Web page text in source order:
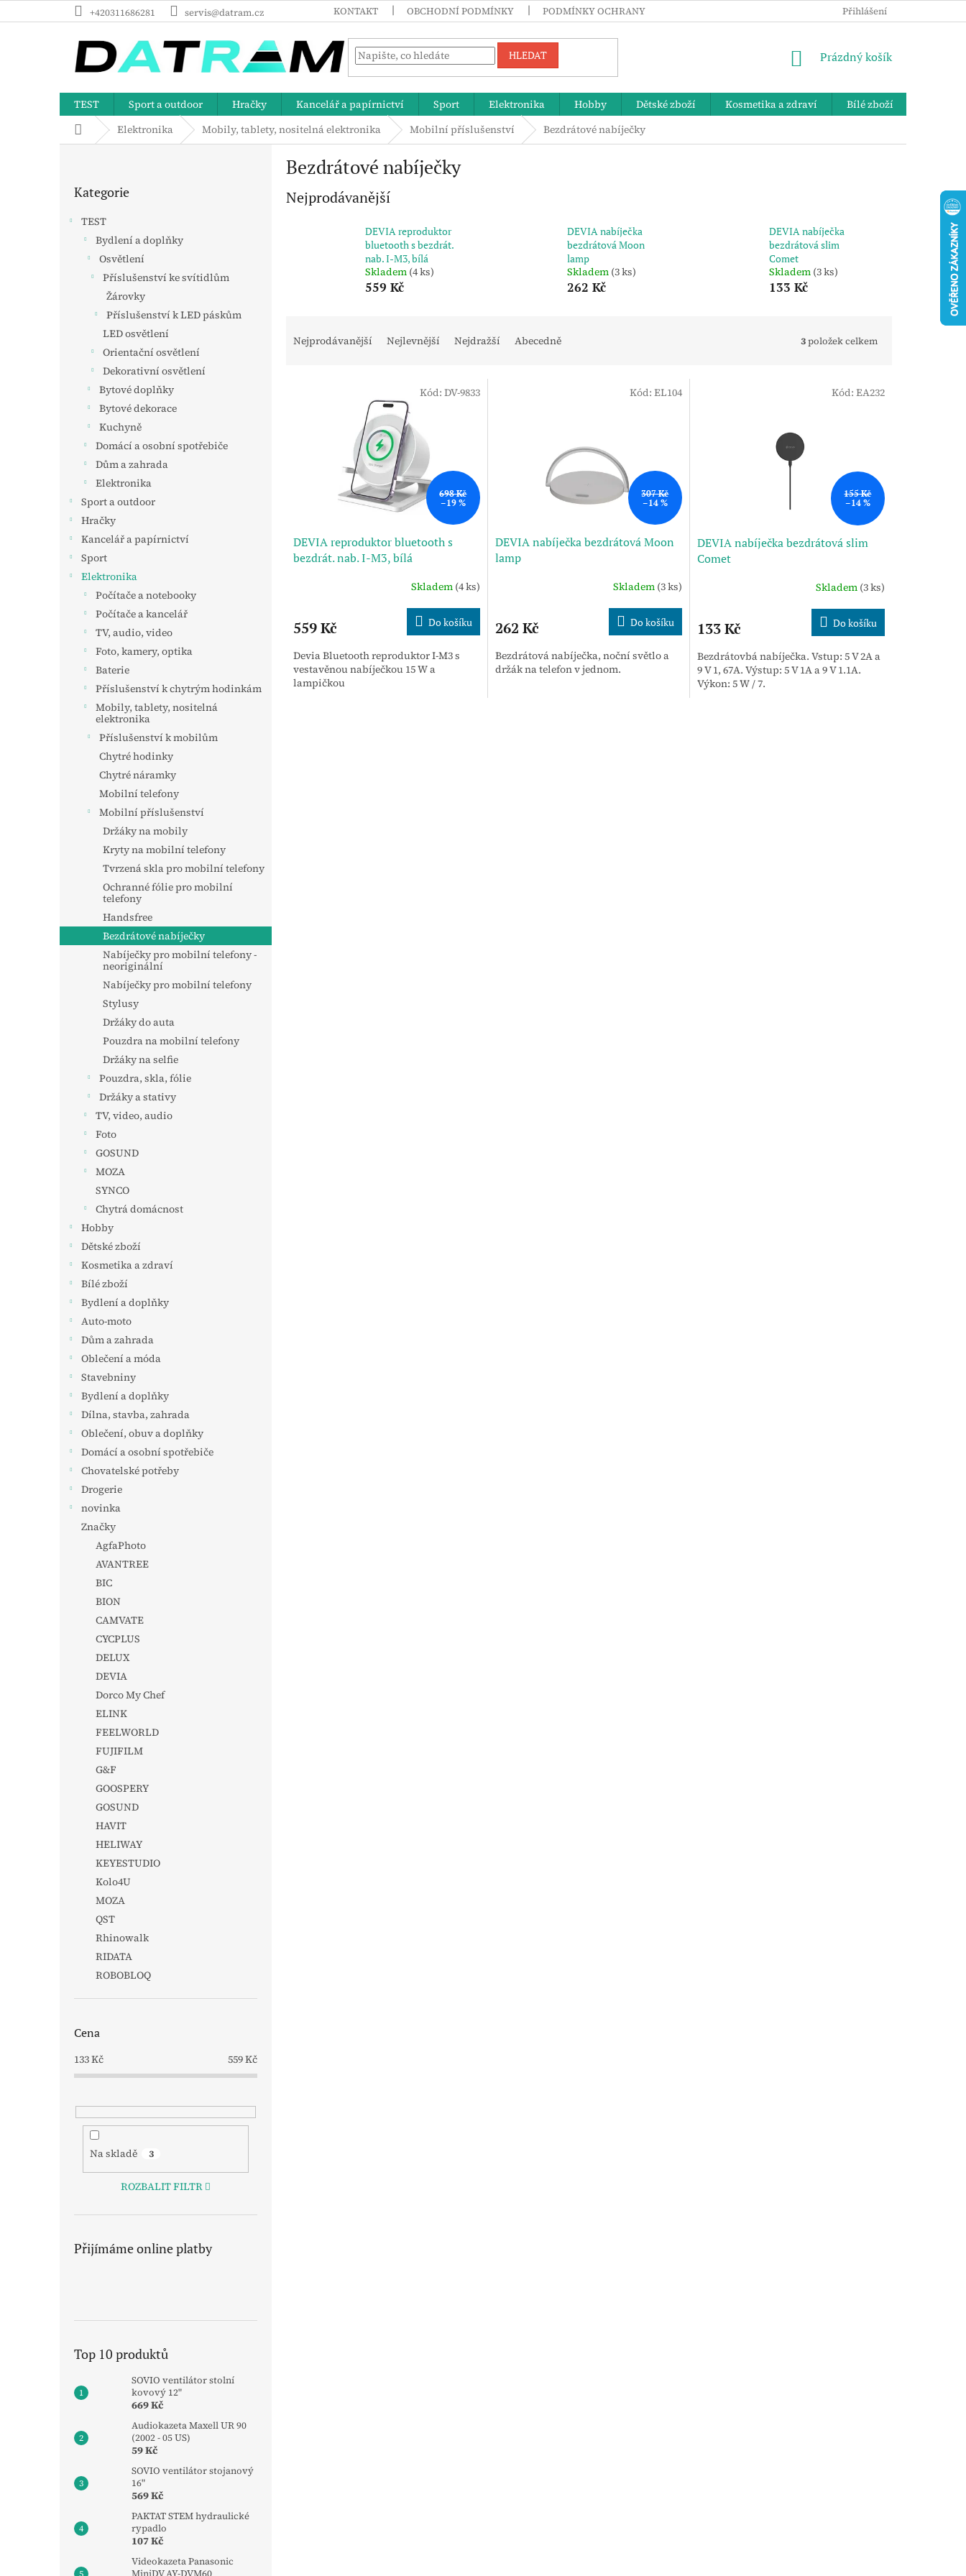
na
+420311686281 servis@datram.cz KONTAKT OBCHODNÍ PODMÍNKY PODMÍNKY OCHRANY OSOBNÍCH ÚDAJŮ ZPĚTNÝ ODBĚR
Přihlášení
HLEDAT
NÁKUPNÍ
Prázdný košík
TEST Sport a outdoor Hračky Kancelář a papírnictví Sport Elektronika Hobby Dětské zboží Kosmetika a zdraví Bílé zboží
Domů Elektronika Mobily, tablety, nositelná elektronika Mobilní příslušenství Bezdrátové nabíječky
kategorie
Kategorie
TEST
Bydlení a doplňky
Osvětlení
Příslušenství ke svítidlům
Žárovky
Příslušenství k LED páskům
LED osvětlení
Orientační osvětlení
Dekorativní osvětlení
Bytové doplňky
Bytové dekorace
Kuchyně
Domácí a osobní spotřebiče
Dům a zahrada
Elektronika
Sport a outdoor
Hračky
Kancelář a papírnictví
Sport
Elektronika
Počítače a notebooky
Počítače a kancelář
TV, audio, video
Foto, kamery, optika
Baterie
Příslušenství k chytrým hodinkám
Mobily, tablety, nositelná
elektronika
Příslušenství k mobilům
Chytré hodinky
Chytré náramky
Mobilní telefony
Mobilní příslušenství
Držáky na mobily
Kryty na mobilní telefony
Tvrzená skla pro mobilní telefony
Ochranné fólie pro mobilní
telefony
Handsfree
Bezdrátové nabíječky
Nabíječky pro mobilní telefony -
neoriginální
Nabíječky pro mobilní telefony
Stylusy
Držáky do auta
Pouzdra na mobilní telefony
Držáky na selfie
Pouzdra, skla, fólie
Držáky a stativy
TV, video, audio
Foto
GOSUND
MOZA
SYNCO
Chytrá domácnost
Hobby
Dětské zboží
Kosmetika a zdraví
Bílé zboží
Bydlení a doplňky
Auto-moto
Dům a zahrada
Oblečení a móda
Stavebniny
Bydlení a doplňky
Dílna, stavba, zahrada
Oblečení, obuv a doplňky
Domácí a osobní spotřebiče
Chovatelské potřeby
Drogerie
novinka
Značky
AgfaPhoto
AVANTREE
BIC
BION
CAMVATE
CYCPLUS
DELUX
DEVIA
Dorco My Chef
ELINK
FEELWORLD
FUJIFILM
G&F
GOOSPERY
GOSUND
HAVIT
HELIWAY
KEYESTUDIO
Kolo4U
MOZA
QST
Rhinowalk
RIDATA
ROBOBLOQ
Cena
133Kč 559Kč
Na skladě 3
ROZBALIT FILTR
Přijímáme online platby
Top 10 produktů
SOVIO ventilátor stolní
kovový 12"
669 Kč
Audiokazeta Maxell UR 90
(2002 - 05 US)
59 Kč
SOVIO ventilátor stojanový
16"
569 Kč
PAKTAT STEM hydraulické
rypadlo
107 Kč
Videokazeta Panasonic
MiniDV AY-DVM60
Bezdrátové nabíječky
Nejprodávanější
DEVIA reproduktor
bluetooth s bezdrát.
nab. I-M3, bílá
Skladem (4 ks)
559 Kč
DEVIA nabíječka
bezdrátová Moon
lamp
Skladem (3 ks)
262 Kč
DEVIA nabíječka
bezdrátová slim
Comet
Skladem (3 ks)
133 Kč
Nejprodávanější Nejlevnější Nejdražší Abecedně 3položek celkem
698 Kč
–19 %
DEVIA reproduktor bluetooth s
bezdrát. nab. I-M3, bílá
Skladem (4 ks)
559 Kč Do košíku
Devia Bluetooth reproduktor I-M3 s
vestavěnou nabíječkou 15 W a
lampičkou
Kód: DV-9833
307 Kč
–14 %
DEVIA nabíječka bezdrátová Moon
lamp
Skladem (3 ks)
262 Kč Do košíku
Bezdrátová nabíječka, noční světlo a
držák na telefon v jednom.
Kód: EL104
155 Kč
–14 %
DEVIA nabíječka bezdrátová slim
Comet
Skladem (3 ks)
133 Kč Do košíku
Bezdrátovbá nabíječka. Vstup: 5 V 2A a
9 V 1, 67A. Výstup: 5 V 1A a 9 V 1.1A.
Výkon: 5 W / 7.
Kód: EA232